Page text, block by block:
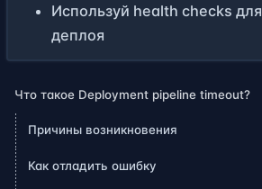
Используй health checks
деплоя
Что такое Deployment pipeline timeout?
Причины возникновения
Как отладить ошибку